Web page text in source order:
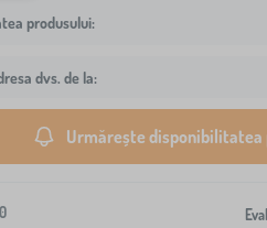
dvs. de la:
Urmărește disponibilitatea